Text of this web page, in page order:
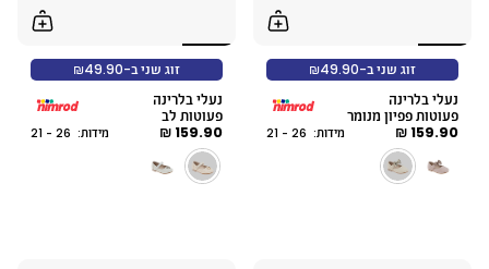
זוג שני ב-₪49.90
נעלי בלרינה
פעוטות פפיון מנומר
159.90 ₪
מידות: 26 - 21
זוג שני ב-₪49.90
נעלי בלרינה
פעוטות לב
159.90 ₪
מידות: 26 - 21